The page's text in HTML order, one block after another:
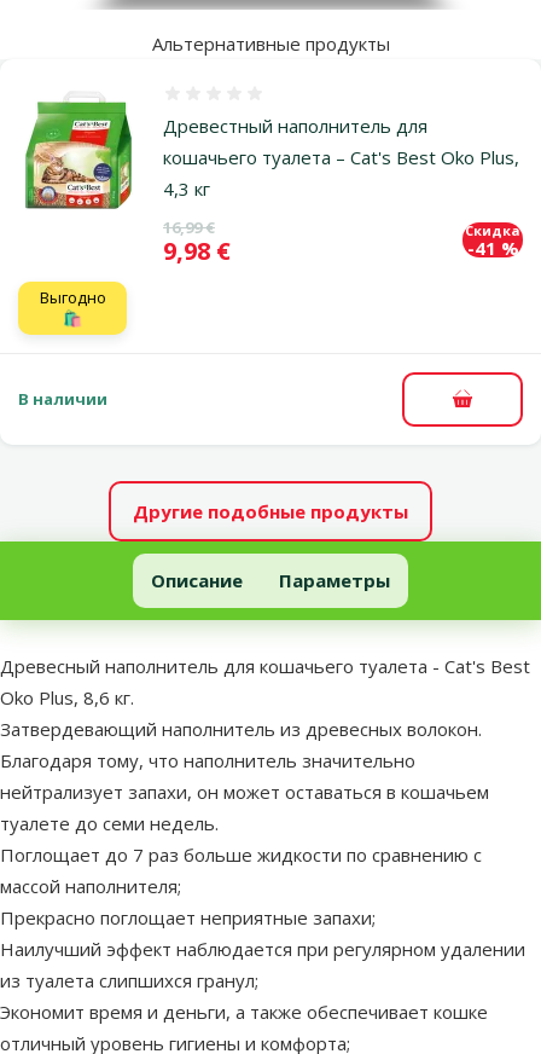
Альтернативные продукты
Древестный наполнитель для
кошачьего туалета – Cat's Best Oko Plus,
4,3 кг
Исходная цена
16,99 €
Цена
9,98 €
Скидка
-41 %
Выгодно
🛍️
В наличии В
Другие подобные продукты
Древесный наполнитель для кошачьего туалета - Cat's Best
Описание Параметры
В начало страницы
superzoo.product.detail.content
Древесный наполнитель для кошачьего туалета - Cat's Best
Oko Plus, 8,6 кг.
Затвердевающий наполнитель из древесных волокон.
Благодаря тому, что наполнитель значительно
нейтрализует запахи, он может оставаться в кошачьем
туалете до семи недель.
Поглощает до 7 раз больше жидкости по сравнению с
массой наполнителя;
Прекрасно поглощает неприятные запахи;
Наилучший эффект наблюдается при регулярном удалении
из туалета слипшихся гранул;
Экономит время и деньги, а также обеспечивает кошке
отличный уровень гигиены и комфорта;